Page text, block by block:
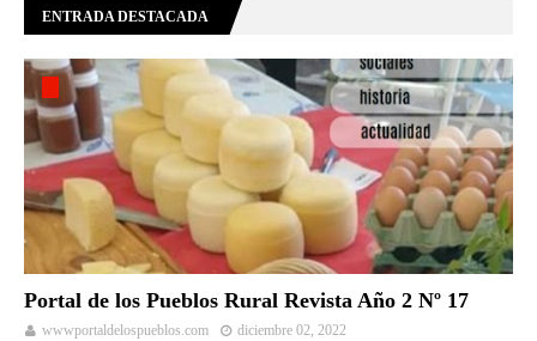
ENTRADA DESTACADA
Portal de los Pueblos Rural Revista Año 2 Nº 17
wwwportaldelospueblos.com diciembre 02, 2022